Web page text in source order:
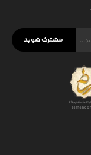
مشترک شوید